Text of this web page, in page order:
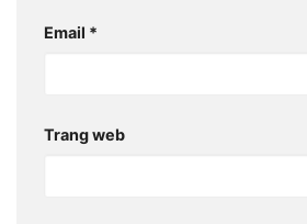
Email *
Trang web